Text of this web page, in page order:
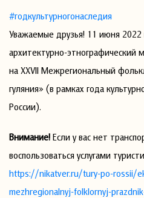
#годкультурногонаследия
Уважаемые друзья! 11 июня 2022
архитектурно-этнографический
на XXVII Межрегиональный
гуляния» (в рамках года
России).
Внимание! Если у вас нет
воспользоваться услугами
https://nikatver.ru/tury-po-rossii/
mezhregionalnyj-folklornyj-